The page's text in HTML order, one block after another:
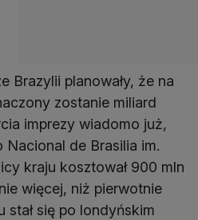
Brazylii planowały, że na
zostanie miliard
imprezy wiadomo już,
de Brasilia im.
kraju kosztował 900 mln
więcej, niż pierwotnie
stał się po londyńskim